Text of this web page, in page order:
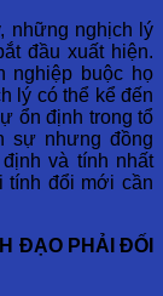
những nghịch lý
đầu xuất hiện.
nghiệp buộc họ
lý có thể kể đến
ổn định trong tổ
sự nhưng đồng
và tính nhất
tính đổi mới cần
ĐẠO PHẢI ĐỐI